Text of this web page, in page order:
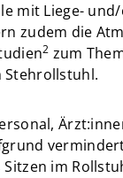
mit Liege-
zudem die
2 zum
Stehrollstuhl.
im